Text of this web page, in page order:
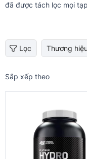
đã được tách lọc mọi
lượng protein >95% và
Lọc Thương hiệu
Sắp xếp theo